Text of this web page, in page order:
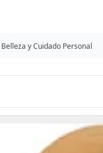
Belleza y Cuidado Personal